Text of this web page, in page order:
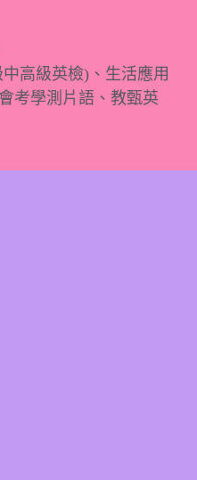
高級英檢)、生活應用
考學測片語、教甄英